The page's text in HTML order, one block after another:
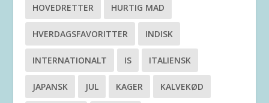
HOVEDRETTER HURTIG MAD
HVERDAGSFAVORITTER INDISK
INTERNATIONALT IS ITALIENSK
JAPANSK JUL KAGER KALVEKØD